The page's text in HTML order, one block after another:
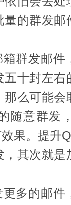
的群发
群发邮件
十封左
么可能
随意群发
果。提升
其次就
多的邮件